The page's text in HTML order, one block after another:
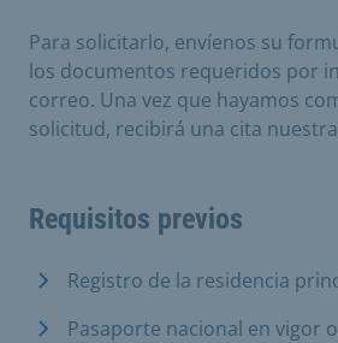
Para solicitarlo, envíenos su
los documentos requeridos por
correo. Una vez que hayamos
solicitud, recibirá una cita
Requisitos previos
Registro de la residencia
Pasaporte nacional en vigor